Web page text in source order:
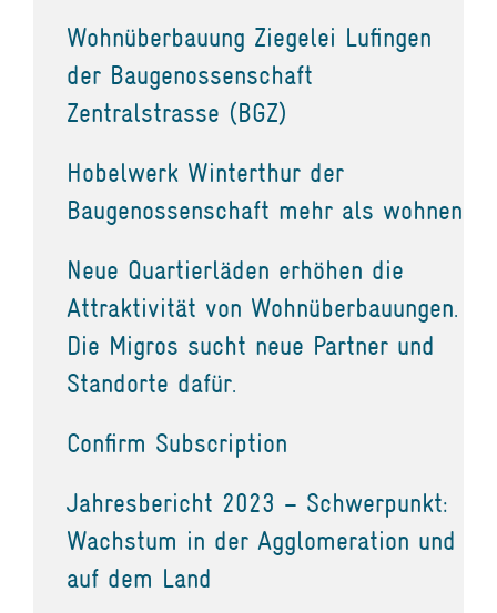
Wohnüberbauung Ziegelei Lufingen
der Baugenossenschaft
Zentralstrasse (BGZ)
Hobelwerk Winterthur der
Baugenossenschaft mehr als wohnen
Neue Quartierläden erhöhen die
Attraktivität von Wohnüberbauungen.
Die Migros sucht neue Partner und
Standorte dafür.
Confirm Subscription
Jahresbericht 2023 – Schwerpunkt:
Wachstum in der Agglomeration und
auf dem Land